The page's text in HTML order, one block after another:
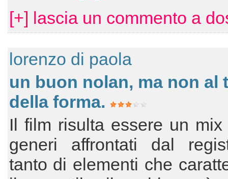
[+] lascia un commento a
lorenzo di paola
un buon nolan, ma non al
della forma.
Il film risulta essere un
generi affrontati dal
tanto di elementi che